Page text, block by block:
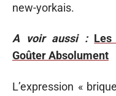
new-yorkais.
A voir aussi :
Goûter Absolument
L’expression «